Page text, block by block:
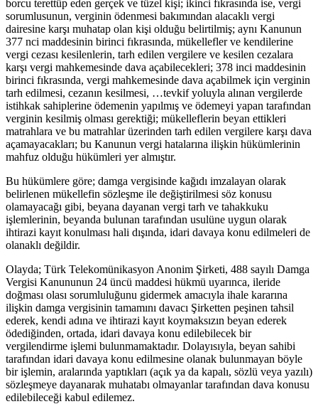
borcu terettüp eden gerçek ve tüzel kişi; ikinci fıkrasında ise, vergi
sorumlusunun, verginin ödenmesi bakımından alacaklı vergi
dairesine karşı muhatap olan kişi olduğu belirtilmiş; aynı Kanunun
377 nci maddesinin birinci fıkrasında, mükellefler ve kendilerine
vergi cezası kesilenlerin, tarh edilen vergilere ve kesilen cezalara
karşı vergi mahkemesinde dava açabilecekleri; 378 inci maddesinin
birinci fıkrasında, vergi mahkemesinde dava açabilmek için verginin
tarh edilmesi, cezanın kesilmesi, …tevkif yoluyla alınan vergilerde
istihkak sahiplerine ödemenin yapılmış ve ödemeyi yapan tarafından
verginin kesilmiş olması gerektiği; mükelleflerin beyan ettikleri
matrahlara ve bu matrahlar üzerinden tarh edilen vergilere karşı dava
açamayacakları; bu Kanunun vergi hatalarına ilişkin hükümlerinin
mahfuz olduğu hükümleri yer almıştır.
Bu hükümlere göre; damga vergisinde kağıdı imzalayan olarak
belirlenen mükellefin sözleşme ile değiştirilmesi söz konusu
olamayacağı gibi, beyana dayanan vergi tarh ve tahakkuku
işlemlerinin, beyanda bulunan tarafından usulüne uygun olarak
ihtirazi kayıt konulması hali dışında, idari davaya konu edilmeleri de
olanaklı değildir.
Olayda; Türk Telekomünikasyon Anonim Şirketi, 488 sayılı Damga
Vergisi Kanununun 24 üncü maddesi hükmü uyarınca, ileride
doğması olası sorumluluğunu gidermek amacıyla ihale kararına
ilişkin damga vergisinin tamamını davacı Şirketten peşinen tahsil
ederek, kendi adına ve ihtirazi kayıt koymaksızın beyan ederek
ödediğinden, ortada, idari davaya konu edilebilecek bir
vergilendirme işlemi bulunmamaktadır. Dolayısıyla, beyan sahibi
tarafından idari davaya konu edilmesine olanak bulunmayan böyle
bir işlemin, aralarında yaptıkları (açık ya da kapalı, sözlü veya yazılı)
sözleşmeye dayanarak muhatabı olmayanlar tarafından dava konusu
edilebileceği kabul edilemez.